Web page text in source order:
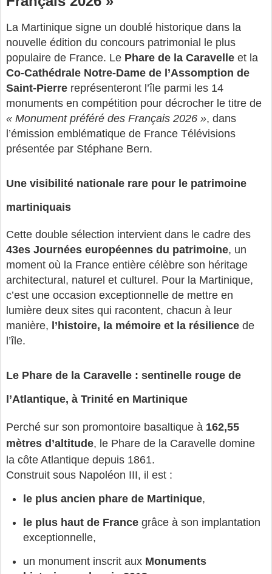
La Martinique signe un doublé historique dans la
nouvelle édition du concours patrimonial le plus
populaire de France. Le Phare de la Caravelle
Co‑Cathédrale Notre‑Dame de l’Assomption de
Saint‑Pierre représenteront l’île parmi les 14
« Monument préféré des Français 2026 », dans
l’émission emblématique de France Télévisions
présentée par Stéphane Bern.
Une visibilité nationale rare pour le patrimoine
martiniquais
43es Journées européennes du patrimoine, un
moment où la France entière célèbre son héritage
architectural, naturel et culturel. Pour la Martinique,
c’est une occasion exceptionnelle de mettre en
lumière deux sites qui racontent, chacun à leur
manière, l’histoire, la mémoire et la résilience de
l’île.
Le Phare de la Caravelle : sentinelle rouge de
l’Atlantique, à Trinité en Martinique
Perché sur son promontoire basaltique à 162,55
mètres d’altitude, le Phare de la Caravelle domine
la côte Atlantique depuis 1861.
Construit sous Napoléon III, il est :
le plus ancien phare de Martinique,
le plus haut de France grâce à son implantation
exceptionnelle,
un monument inscrit aux Monuments